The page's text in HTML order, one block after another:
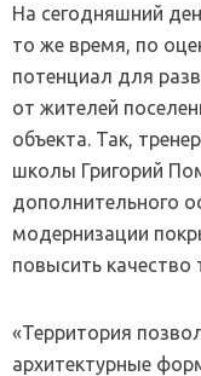
На сегодняшний
то же время, по
потенциал для
от жителей
объекта. Так,
школы Григорий
дополнительного
модернизации
повысить качество
«Территория
архитектурные